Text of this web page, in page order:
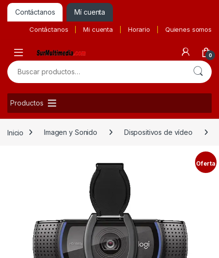
Contáctanos Mí cuenta
Contáctanos Mi cuenta Horario Quienes somos
0
Buscar por:
Productos
Inicio Imagen y Sonido Dispositivos de vídeo
Oferta